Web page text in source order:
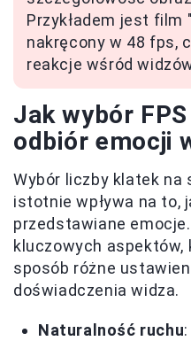
Przykładem jest film
nakręcony w 48 fps,
reakcje wśród
Jak wybór
odbiór emocji
Wybór liczby klatek na
istotnie wpływa na to,
przedstawiane
kluczowych aspektów,
sposób różne
doświadczenia widza.
Naturalność ruchu